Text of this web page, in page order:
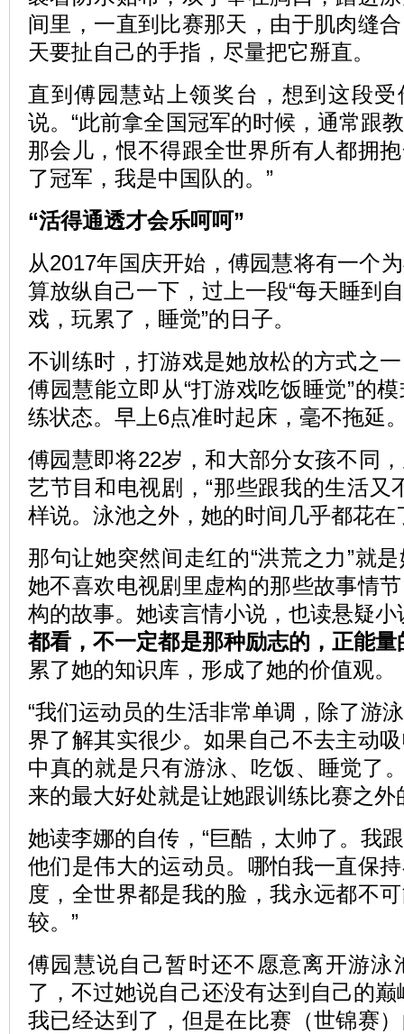
间里，一直到比赛那天，由于肌肉缝
天要扯自己的手指，尽量把它掰直。
直到傅园慧站上领奖台，想到这段受
说。“此前拿全国冠军的时候，通常跟
那会儿，恨不得跟全世界所有人都拥
了冠军，我是中国队的。”
“活得通透才会乐呵呵”
从2017年国庆开始，傅园慧将有一个
算放纵自己一下，过上一段“每天睡到
戏，玩累了，睡觉”的日子。
不训练时，打游戏是她放松的方式之
傅园慧能立即从“打游戏吃饭睡觉”的
练状态。早上6点准时起床，毫不拖延
傅园慧即将22岁，和大部分女孩不同
艺节目和电视剧，“那些跟我的生活又
样说。泳池之外，她的时间几乎都花在
那句让她突然间走红的“洪荒之力”就
她不喜欢电视剧里虚构的那些故事情
构的故事。她读言情小说，也读悬疑小
都看，不一定都是那种励志的，正能量
累了她的知识库，形成了她的价值观。
“我们运动员的生活非常单调，除了游
界了解其实很少。如果自己不去主动
中真的就是只有游泳、吃饭、睡觉了
来的最大好处就是让她跟训练比赛之
她读李娜的自传，“巨酷，太帅了。我
他们是伟大的运动员。哪怕我一直保
度，全世界都是我的脸，我永远都不
较。”
傅园慧说自己暂时还不愿意离开游泳
了，不过她说自己还没有达到自己的
我已经达到了，但是在比赛（世锦赛